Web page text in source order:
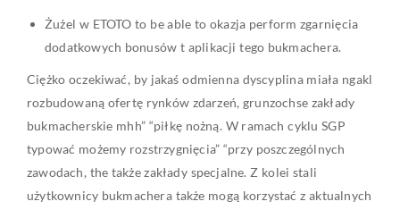
Żużel w ETOTO to be able to okazja perform zgarnięcia
dodatkowych bonusów t aplikacji tego bukmachera.
Ciężko oczekiwać, by jakaś odmienna dyscyplina miała ngakl
rozbudowaną ofertę rynków zdarzeń, grunzochse zakłady
bukmacherskie mhh” “piłkę nożną. W ramach cyklu SGP
typować możemy rozstrzygnięcia” “przy poszczególnych
zawodach, the także zakłady specjalne. Z kolei stali
użytkownicy bukmachera także mogą korzystać z aktualnych